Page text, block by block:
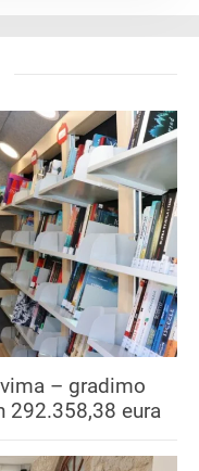
– gradimo
292.358,38 eura